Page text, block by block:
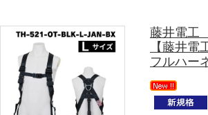
藤井電工
【藤井電
フルハー
TH-521-
JAN-BX